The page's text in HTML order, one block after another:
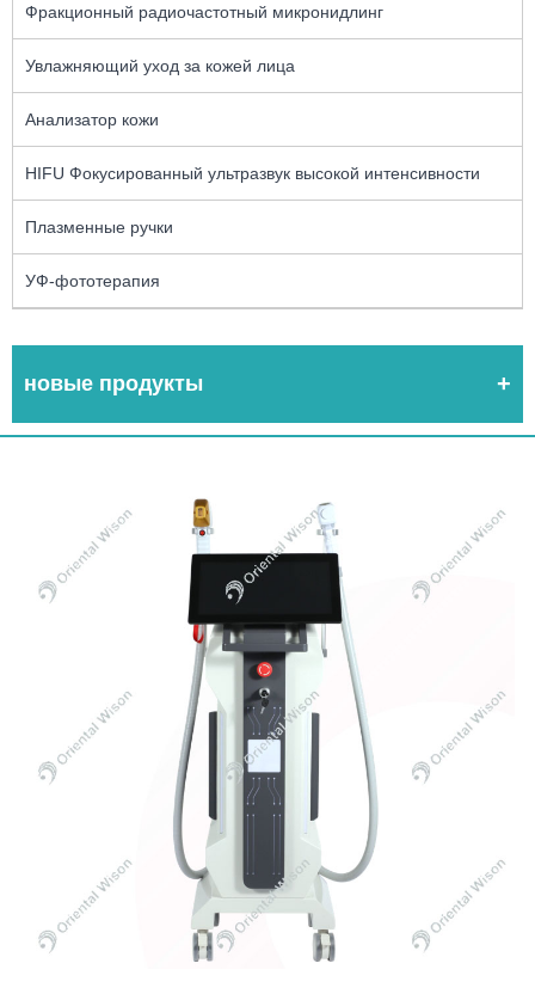
Фракционный радиочастотный микронидлинг
Увлажняющий уход за кожей лица
Анализатор кожи
HIFU Фокусированный ультразвук высокой интенсивности
Плазменные ручки
УФ-фототерапия
новые продукты